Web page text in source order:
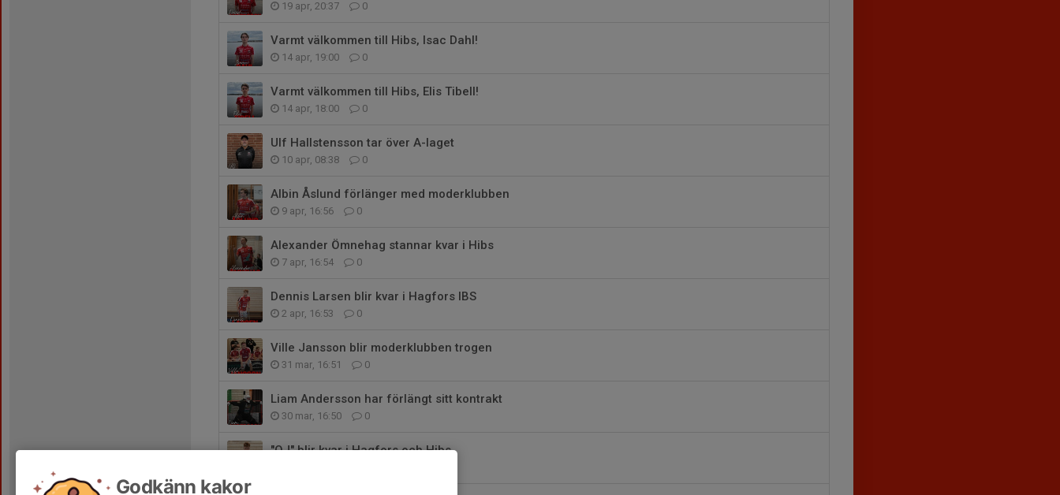
19 apr, 20:37 0
Varmt välkommen till Hibs, Isac Dahl!
14 apr, 19:00 0
Varmt välkommen till Hibs, Elis Tibell!
14 apr, 18:00 0
Ulf Hallstensson tar över A-laget
10 apr, 08:38 0
Albin Åslund förlänger med moderklubben
9 apr, 16:56 0
Alexander Ömnehag stannar kvar i Hibs
7 apr, 16:54 0
Dennis Larsen blir kvar i Hagfors IBS
2 apr, 16:53 0
Ville Jansson blir moderklubben trogen
31 mar, 16:51 0
Liam Andersson har förlängt sitt kontrakt
30 mar, 16:50 0
"OJ" blir kvar i Hagfors och Hibs
Godkänn kakor